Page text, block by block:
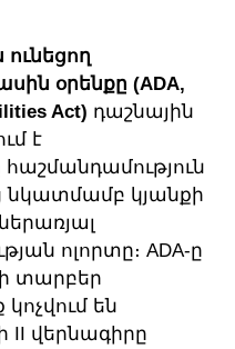
օրենքը (ADA,
Act) դաշնային
է
նկատմամբ կյանքի
ոլորտը։ ADA-ը
տարբեր
են
II վերնագիրը